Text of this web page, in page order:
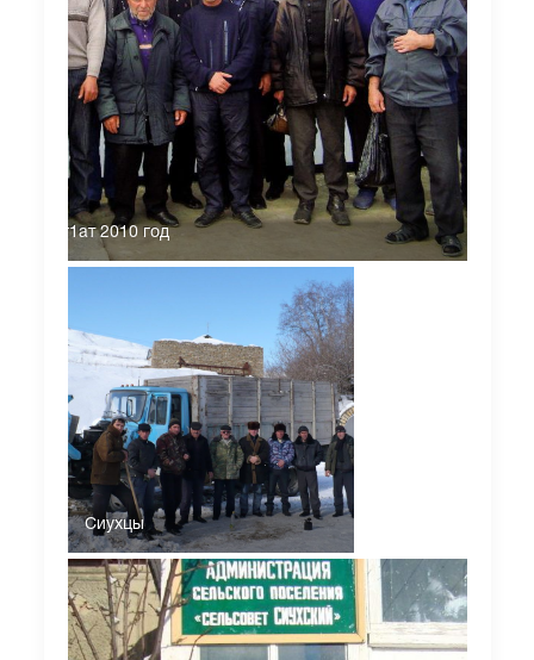
джамаг1ат 2010 год
Сиухцы